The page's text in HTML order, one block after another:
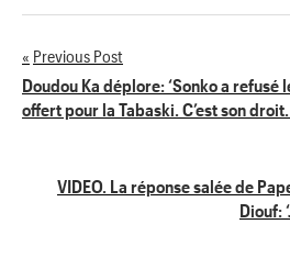
Navigation
de
Previous Post
Doudou Ka déplore: ‘Sonko a refusé
offert pour la Tabaski. C’est son
VIDEO. La réponse salée de
Diouf: